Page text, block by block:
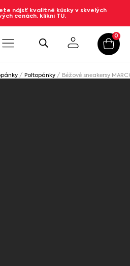
nájsť kvalitné kúsky v skvelých
cenách. klikni TU.
0
/ Poltopánky / Béžové sneakersy